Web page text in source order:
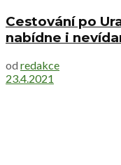
Cestování po
nabídne i
od redakce
23.4.2021